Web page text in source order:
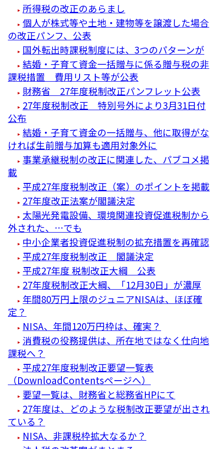
所得税の改正のあらまし
個人が株式等や土地・建物等を譲渡した場合
の改正パンフ、公表
国外転出時課税制度には、3つのパターンが
結婚・子育て資金一括贈与に係る贈与税の非
課税措置 費用リスト等が公表
財務省 27年度税制改正パンフレット公表
27年度税制改正 特別号外により3月31日付
公布
結婚・子育て資金の一括贈与、他に取得がな
ければ生前贈与加算も適用対象外に
事業承継税制の改正に関連した、パブコメ掲
載
平成27年度税制改正（案）のポイントを掲載
27年度改正法案が閣議決定
太陽光発電設備、環境関連投資促進税制から
外された、…でも
中小企業者投資促進税制の拡充措置を再確認
平成27年度税制改正 閣議決定
平成27年度 税制改正大綱 公表
27年度税制改正大綱、「12月30日」が濃厚
年間80万円上限のジュニアNISAは、ほぼ確
定？
NISA、年間120万円枠は、確実？
消費税の役務提供は、所在地ではなく仕向地
課税へ？
平成27年度税制改正要望一覧表
（DownloadContentsページへ）
要望一覧は、財務省と総務省HPにて
27年度は、どのような税制改正要望が出され
ている？
NISA、非課税枠拡大なるか？